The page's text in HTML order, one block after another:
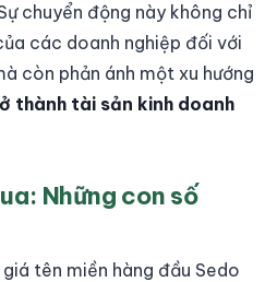
chuyển động này không chỉ
các doanh nghiệp đối với
còn phản ánh một xu hướng
thành tài sản kinh doanh
Những con số
tên miền hàng đầu Sedo